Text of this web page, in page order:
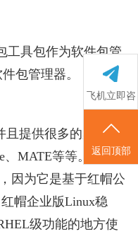
飞机立即咨
询
返回顶部
工具包作为软件包管
包管理器。
且提供很多的桌面环
MATE等等。
因为它是基于红帽公
帽企业版Linux稳
级功能的地方使